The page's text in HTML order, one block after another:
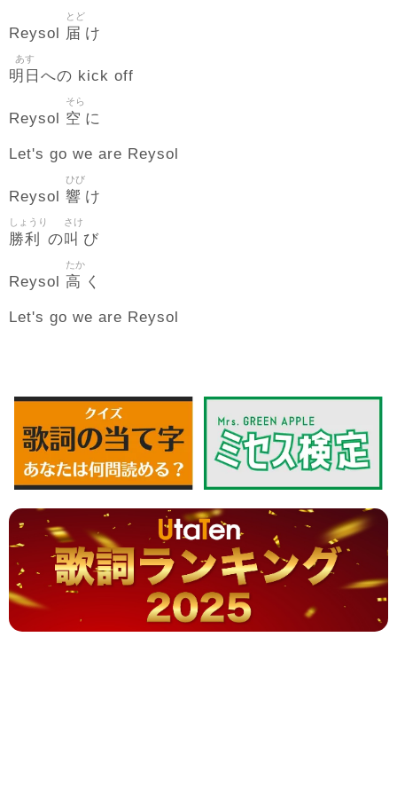
Reysol 届
とど
け
明日
あす
への kick off
Reysol 空
そら
に
Let's go we are Reysol
Reysol 響
ひび
け
勝利
しょうり
の叫
さけ
び
Reysol 高
たか
く
Let's go we are Reysol